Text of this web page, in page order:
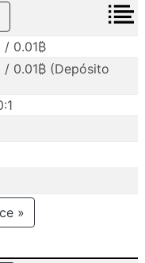
/ 0.01₿
/ 0.01₿ (Depósito
»